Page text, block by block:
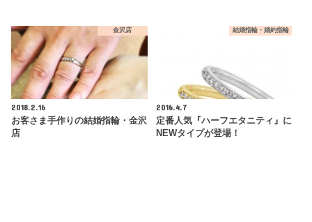
金沢店
2018.2.16
お客さま手作りの結婚指輪・金沢
店
結婚指輪・婚約指輪
2016.4.7
定番人気『ハーフエタニティ』に
NEWタイプが登場！